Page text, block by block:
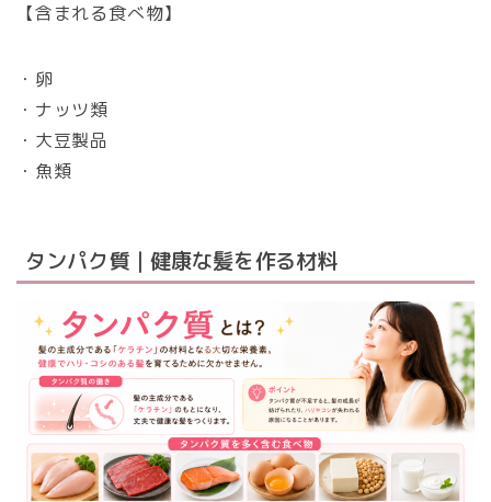
【含まれる食べ物】
・卵
・ナッツ類
・大豆製品
・魚類
タンパク質｜健康な髪を作る材料